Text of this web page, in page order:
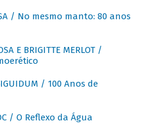
/ No mesmo manto: 80 anos
E BRIGITTE MERLOT /
/ 100 Anos de
/ O Reflexo da Água